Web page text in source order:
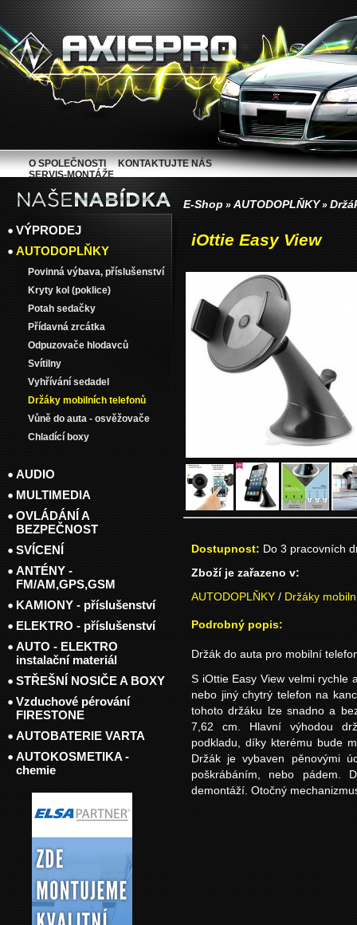
E-Shop » AUTODOPLŇKY»
iOttie Easy View
Dostupnost: Do 3 pracovních
Zboží je zařazeno v:
AUTODOPLŇKY / Držáky
Podrobný popis:
Držák do auta pro mobilní
S iOttie Easy View velmi rychle
nebo jiný chytrý telefon na
tohoto držáku lze snadno a
7,62 cm. Hlavní výhodou
podkladu, díky kterému bude
Držák je vybaven pěnovými
poškrábáním, nebo pádem.
demontáží. Otočný
VÝPRODEJ
AUTODOPLŇKY
Povinná výbava, příslušenství
Kryty kol (poklice)
Potah sedačky
Přídavná zrcátka
Odpuzovače hlodavců
Svítilny
Vyhřívání sedadel
Držáky mobilních telefonů
Vůně do auta - osvěžovače
Chladící boxy
AUDIO
MULTIMEDIA
OVLÁDÁNÍ A
BEZPEČNOST
SVÍCENÍ
ANTÉNY -
FM/AM,GPS,GSM
KAMIONY - příslušenství
ELEKTRO - příslušenství
AUTO - ELEKTRO
instalační materiál
STŘEŠNÍ NOSIČE A BOXY
Vzduchové pérování
FIRESTONE
AUTOBATERIE VARTA
AUTOKOSMETIKA -
chemie
O SPOLEČNOSTI
KONTAKTUJTE NÁS
SERVIS-MONTÁŽE